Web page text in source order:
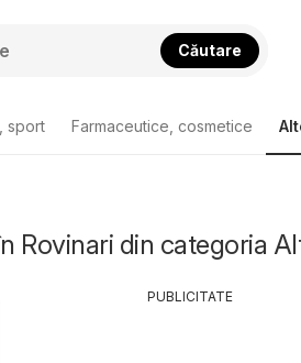
Căutare
sport Farmaceutice, cosmetice
Rovinari din categoria
PUBLICITATE